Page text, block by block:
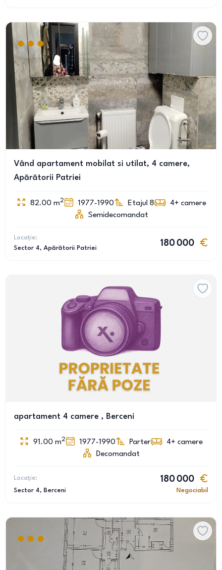
Vând apartament mobilat si utilat, 4 camere,
Apărătorii Patriei
82.00 m2 1977-1990 Etajul 8 4+ camere
Semidecomandat
Locație:
Sector 4, Apărătorii Patriei
180 000
apartament 4 camere , Berceni
91.00 m2 1977-1990 Parter 4+ camere
Decomandat
Locație:
Sector 4, Berceni
180 000
Negociabil